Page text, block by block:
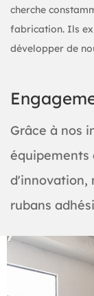
cherche
fabrication. Ils
développer de
Grâce à nos
équipements
d'innovation,
rubans
de nos
applications